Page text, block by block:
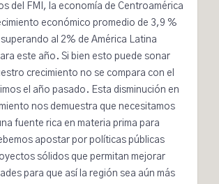
del FMI, la economía de Centroamérica
económico promedio de 3,9 %
al 2% de América Latina
este año. Si bien esto puede sonar
crecimiento no se compara con el
el año pasado. Esta disminución en
nos demuestra que necesitamos
fuente rica en materia prima para
apostar por políticas públicas
sólidos que permitan mejorar
para que así la región sea aún más